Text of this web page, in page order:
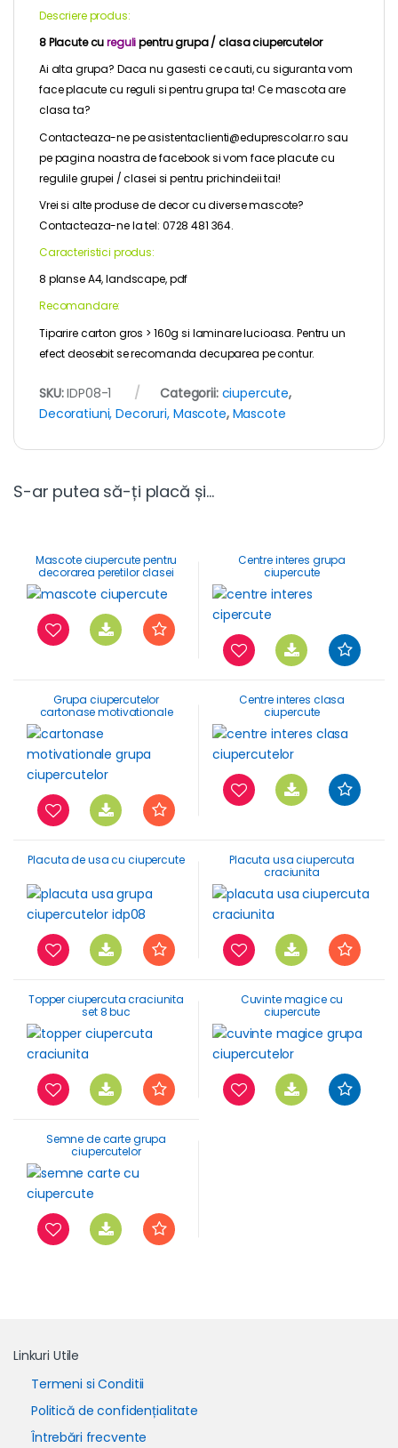
Descriere produs:
8 Placute curegulipentru grupa / clasa ciupercutelor
Ai alta grupa? Daca nu gasesti ce cauti, cu siguranta vom
face placute cu reguli si pentru grupa ta! Ce mascota are
clasa ta?
Contacteaza-ne pe asistentaclienti@eduprescolar.ro sau
pe pagina noastra defacebooksi vom face placute cu
regulile grupei / clasei si pentru prichindeii tai!
Vrei si alte produse de decor cu diverse mascote?
Contacteaza-ne la tel: 0728 481 364.
Caracteristici produs:
8 planse A4, landscape, pdf
Recomandare:
Tiparire carton gros > 160g si laminare lucioasa. Pentru un
efect deosebit se recomanda decuparea pe contur.
SKU:IDP08-1 Categorii: ciupercute,
Decoratiuni, Decoruri, Mascote, Mascote
S-ar putea să-ți placă și…
Mascote ciupercute pentru
decorarea peretilor clasei
Centre interes grupa
ciupercute
Grupa ciupercutelor
cartonase motivationale
Centre interes clasa
ciupercute
Placuta de usa cu ciupercute
Placuta usa ciupercuta
craciunita
Topper ciupercuta craciunita
set 8 buc
Cuvinte magice cu
ciupercute
Semne de carte grupa
ciupercutelor
Linkuri Utile
Termeni si Conditii
Politică de confidențialitate
Întrebări frecvente